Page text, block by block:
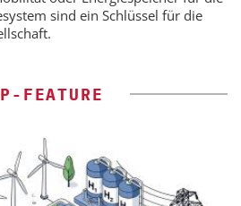
sind ein Schlüssel für die
FEATURE